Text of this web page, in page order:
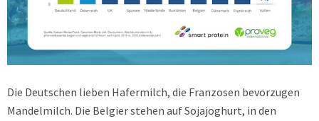
Die Deutschen lieben Hafermilch, die Franzosen bevorzugen
Mandelmilch. Die Belgier stehen auf Sojajoghurt, in den